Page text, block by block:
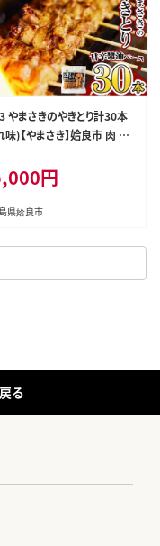
やまさきのやきとり計30本
味)【やまさき】姶良市 肉 鶏
ぼんじり しそつくね せせり
冷凍 小分け パック 加工品
総菜 おかず バーベキュ
円
県姶良市
る